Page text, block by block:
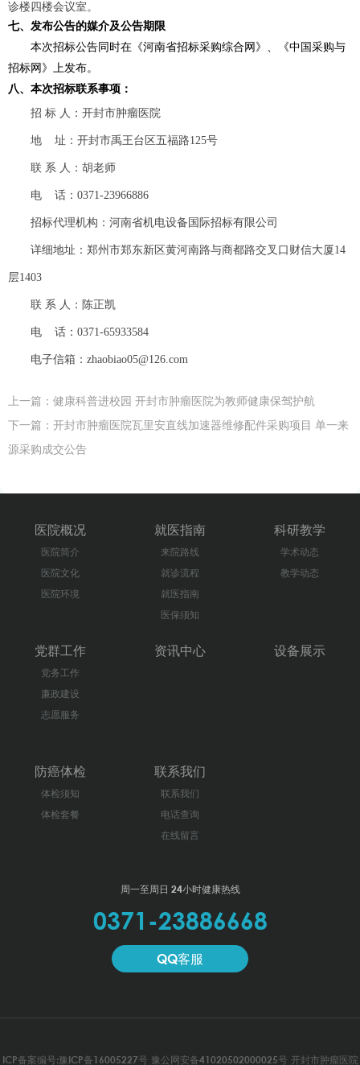
诊楼四楼会议室。
七、 发布公告的媒介及公告期限
本次招标公告同时在《河南省招标采购综合网》、《中国采购与
招标网》上发布。
八、本次招标联系事项：
招 标 人：开封市肿瘤医院
地 址：开封市禹王台区五福路125号
联 系 人：胡老师
电 话： 0371-23966886
招标代理机构：河南省机电设备国际招标有限公司
详细地址：郑州市郑东新区黄河南路与商都路交叉口财信大厦14
层1403
联 系 人：陈正凯
电 话： 0371-65933584
电子信箱： zhaobiao05@126.com
上一篇： 健康科普进校园 开封市肿瘤医院为教师健康保驾护航
下一篇： 开封市肿瘤医院瓦里安直线加速器维修配件采购项目 单一来
源采购成交公告
医院概况
医院简介
医院文化
医院环境
就医指南
来院路线
就诊流程
就医指南
医保须知
科研教学
学术动态
教学动态
党群工作
党务工作
廉政建设
志愿服务
资讯中心 设备展示
防癌体检
体检须知
体检套餐
联系我们
联系我们
电话查询
在线留言
周一至周日 24小时健康热线
0371-23886668
QQ客服
ICP备案编号:豫ICP备16005227号 豫公网安备41020502000025号 开封市肿瘤医院